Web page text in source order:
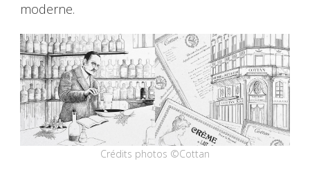
moderne.
Crédits photos ©Cottan